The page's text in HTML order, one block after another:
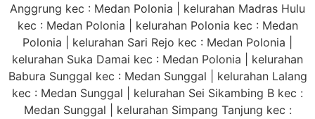
Anggrung kec : Medan Polonia | kelurahan Madras Hulu
kec : Medan Polonia | kelurahan Polonia kec : Medan
Polonia | kelurahan Sari Rejo kec : Medan Polonia |
kelurahan Suka Damai kec : Medan Polonia | kelurahan
Babura Sunggal kec : Medan Sunggal | kelurahan Lalang
kec : Medan Sunggal | kelurahan Sei Sikambing B kec :
Medan Sunggal | kelurahan Simpang Tanjung kec :